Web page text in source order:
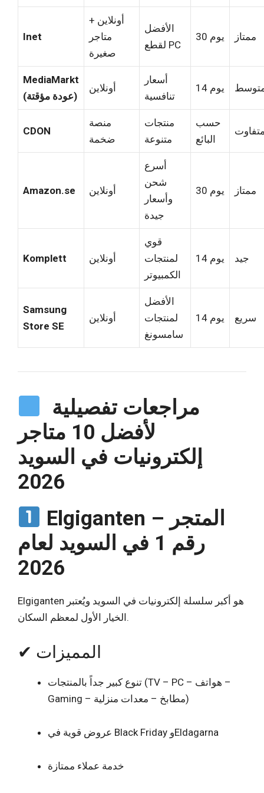
Inet
أونلاين +
متاجر
صغيرة
الأفضل
لقطع PC
30 يوم ممتاز
MediaMarkt
(عودة مؤقتة)
أونلاين
أسعار
تنافسية
14 يوم
CDON
منصة
ضخمة
منتجات
متنوعة
حسب
البائع
Amazon.se أونلاين
أسرع
شحن
وأسعار
جيدة
30 يوم ممتاز
Komplett أونلاين
قوي
لمنتجات
الكمبيوتر
14 يوم جيد
Samsung
Store SE
أونلاين
الأفضل
لمنتجات
سامسونغ
14 يوم سريع
لأفضل 10 متاجر
إلكترونيات في السويد
2026
Elgiganten – المتجر
رقم 1 في السويد لعام
2026
Elgiganten هو أكبر سلسلة إلكترونيات في السويد ويُعتبر
الخيار الأول لمعظم السكان.
✔ المميزات
تنوع كبير جداً بالمنتجات (TV – PC – هواتف –
Gaming – مطابخ – معدات منزلية)
عروض قوية في Black Friday وEldagarna
خدمة عملاء ممتازة